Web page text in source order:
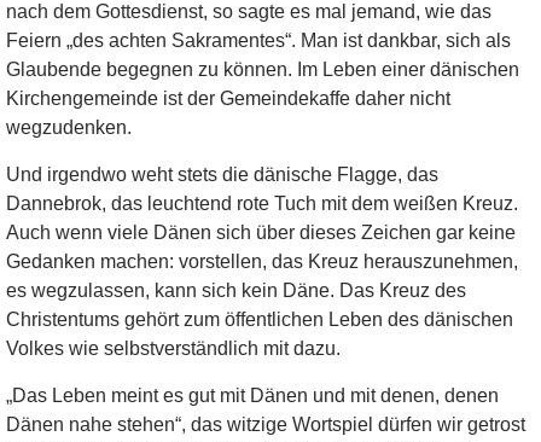
nach dem Gottesdienst, so sagte es mal jemand, wie das
Feiern „des achten Sakramentes“. Man ist dankbar, sich als
Glaubende begegnen zu können. Im Leben einer dänischen
Kirchengemeinde ist der Gemeindekaffe daher nicht
wegzudenken.
Und irgendwo weht stets die dänische Flagge, das
Dannebrok, das leuchtend rote Tuch mit dem weißen Kreuz.
Auch wenn viele Dänen sich über dieses Zeichen gar keine
Gedanken machen: vorstellen, das Kreuz herauszunehmen,
es wegzulassen, kann sich kein Däne. Das Kreuz des
Christentums gehört zum öffentlichen Leben des dänischen
Volkes wie selbstverständlich mit dazu.
„Das Leben meint es gut mit Dänen und mit denen, denen
Dänen nahe stehen“, das witzige Wortspiel dürfen wir getrost